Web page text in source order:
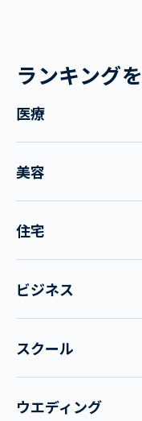
ランキング
医療
美容
住宅
ビジネス
スクール
ウエディング